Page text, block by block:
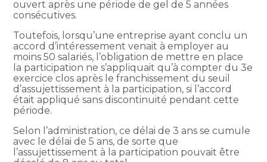
ouvert après une période de gel de 5 années
consécutives.
Toutefois, lorsqu’une entreprise ayant conclu un
accord d’intéressement venait à employer au
moins 50 salariés, l’obligation de mettre en place
la participation ne s’appliquait qu’à compter du 3e
exercice clos après le franchissement du seuil
d’assujettissement à la participation, si l’accord
était appliqué sans discontinuité pendant cette
période.
Selon l’administration, ce délai de 3 ans se cumule
avec le délai de 5 ans, de sorte que
l’assujettissement à la participation pouvait être